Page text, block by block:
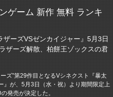
ゲーム 新作 無料 ランキ
ーズVSゼンカイジャー』5月3日
ザーズ解散、柏餅王ゾックスの君
ズ”第29作目となるVシネクスト『暴太
』が、5月3日（水・祝）より期間限定上
発売が決定した。